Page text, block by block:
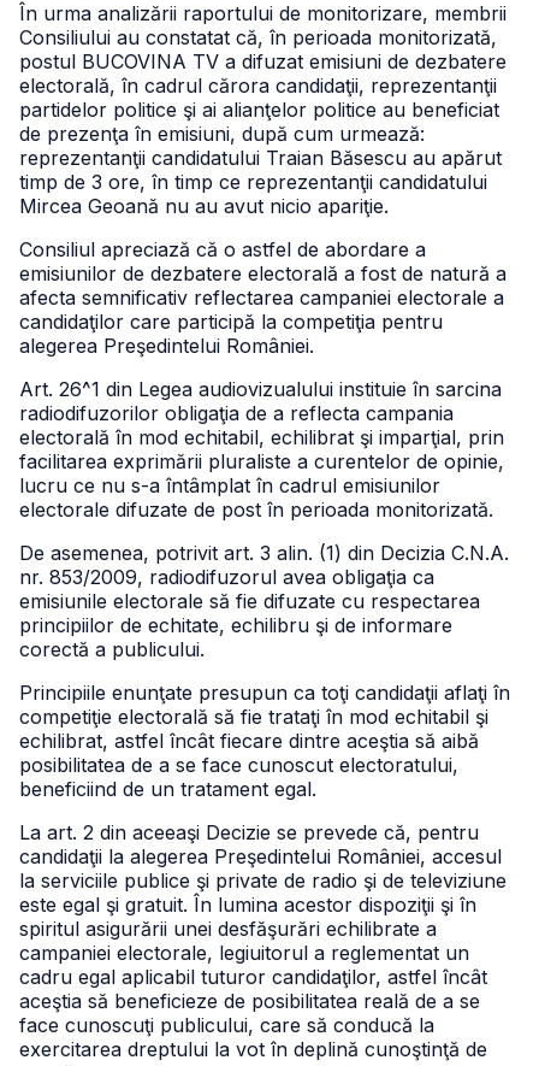
În urma analizării raportului de monitorizare, membrii
Consiliului au constatat că, în perioada monitorizată,
postul BUCOVINA TV a difuzat emisiuni de dezbatere
electorală, în cadrul cărora candidaţii, reprezentanţii
partidelor politice şi ai alianţelor politice au beneficiat
de prezenţa în emisiuni, după cum urmează:
reprezentanţii candidatului Traian Băsescu au apărut
timp de 3 ore, în timp ce reprezentanţii candidatului
Mircea Geoană nu au avut nicio apariţie.
Consiliul apreciază că o astfel de abordare a
emisiunilor de dezbatere electorală a fost de natură a
afecta semnificativ reflectarea campaniei electorale a
candidaţilor care participă la competiţia pentru
alegerea Preşedintelui României.
Art. 26^1 din Legea audiovizualului instituie în sarcina
radiodifuzorilor obligaţia de a reflecta campania
electorală în mod echitabil, echilibrat şi imparţial, prin
facilitarea exprimării pluraliste a curentelor de opinie,
lucru ce nu s-a întâmplat în cadrul emisiunilor
electorale difuzate de post în perioada monitorizată.
De asemenea, potrivit art. 3 alin. (1) din Decizia C.N.A.
nr. 853/2009, radiodifuzorul avea obligaţia ca
emisiunile electorale să fie difuzate cu respectarea
principiilor de echitate, echilibru şi de informare
corectă a publicului.
Principiile enunţate presupun ca toţi candidaţii aflaţi în
competiţie electorală să fie trataţi în mod echitabil şi
echilibrat, astfel încât fiecare dintre aceştia să aibă
posibilitatea de a se face cunoscut electoratului,
beneficiind de un tratament egal.
La art. 2 din aceeaşi Decizie se prevede că, pentru
candidaţii la alegerea Preşedintelui României, accesul
la serviciile publice şi private de radio şi de televiziune
este egal şi gratuit. În lumina acestor dispoziţii şi în
spiritul asigurării unei desfăşurări echilibrate a
campaniei electorale, legiuitorul a reglementat un
cadru egal aplicabil tuturor candidaţilor, astfel încât
aceştia să beneficieze de posibilitatea reală de a se
face cunoscuţi publicului, care să conducă la
exercitarea dreptului la vot în deplină cunoştinţă de